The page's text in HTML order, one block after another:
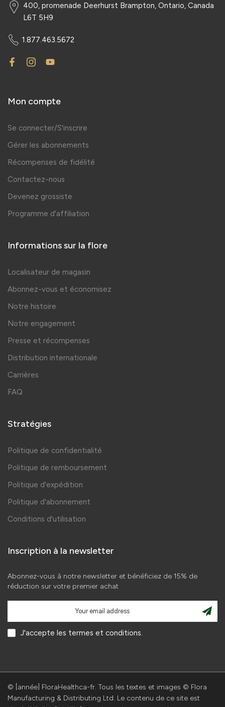
400, promenade Deerhurst Brampton, Ontario, Canada
L6T 5H9
1.877.463.5672
Mon compte
Se connecter/S'inscrire
Gérer les abonnements
Récompenses de fidélité
Contactez-nous
Devenez grossiste
Programme d'affiliation
Informations sur la flore
Localisateur de magasin
Abonnez-vous et économisez
Notre histoire
Notre engagement
Presse et récompenses
Distribution internationale
Carrières
FAQ
Stratégies
Politique de confidentialité
Politique de remboursement
Politique d'expédition
Politique d'abonnement
Conditions d'utilisation
Inscription à la newsletter
Abonnez-vous à notre newsletter et bénéficiez de 15% de
réduction sur votre premier achat
J'accepte les termes et conditions.
© [année] FloraHealthca-fr. Tous les textes et images © Flora
Manufacturing & Distributing Ltd. Le contenu de ce site est